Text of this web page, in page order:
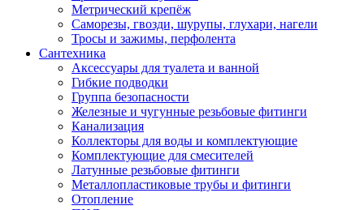
Метрический крепёж
Саморезы, гвозди, шурупы, глухари, нагели
Тросы и зажимы, перфолента
Сантехника
Аксессуары для туалета и ванной
Гибкие подводки
Группа безопасности
Железные и чугунные резьбовые фитинги
Канализация
Коллекторы для воды и комплектующие
Комплектующие для смесителей
Латунные резьбовые фитинги
Металлопластиковые трубы и фитинги
Отопление